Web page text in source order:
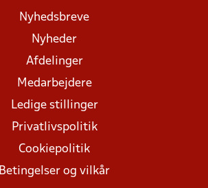
Nyhedsbreve
Nyheder
Afdelinger
Medarbejdere
Ledige stillinger
Privatlivspolitik
Cookiepolitik
Betingelser og vilkår